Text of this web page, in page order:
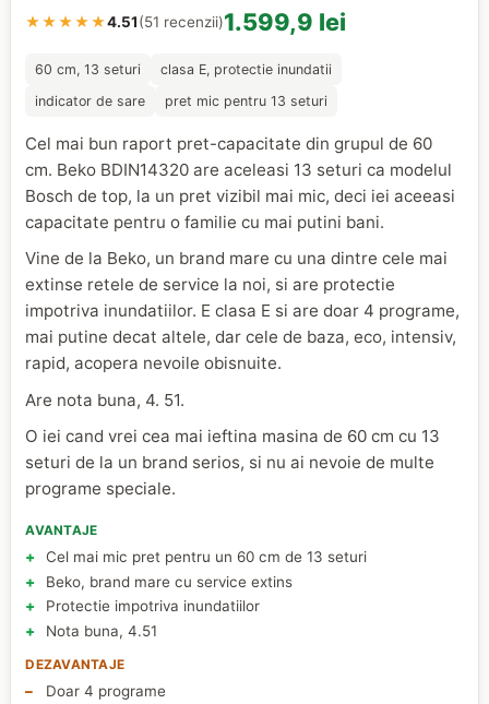
★★★★★4.51(51 recenzii)1.599,9 lei
60 cm, 13 seturi
clasa E, protectie inundatii
indicator de sare
pret mic pentru 13 seturi
Cel mai bun raport pret-capacitate din grupul de 60
cm. Beko BDIN14320 are aceleasi 13 seturi ca modelul
Bosch de top, la un pret vizibil mai mic, deci iei aceeasi
capacitate pentru o familie cu mai putini bani.
Vine de la Beko, un brand mare cu una dintre cele mai
extinse retele de service la noi, si are protectie
impotriva inundatiilor. E clasa E si are doar 4 programe,
mai putine decat altele, dar cele de baza, eco, intensiv,
rapid, acopera nevoile obisnuite.
Are nota buna, 4. 51.
O iei cand vrei cea mai ieftina masina de 60 cm cu 13
seturi de la un brand serios, si nu ai nevoie de multe
programe speciale.
AVANTAJE
Cel mai mic pret pentru un 60 cm de 13 seturi
Beko, brand mare cu service extins
Protectie impotriva inundatiilor
Nota buna, 4.51
DEZAVANTAJE
Doar 4 programe